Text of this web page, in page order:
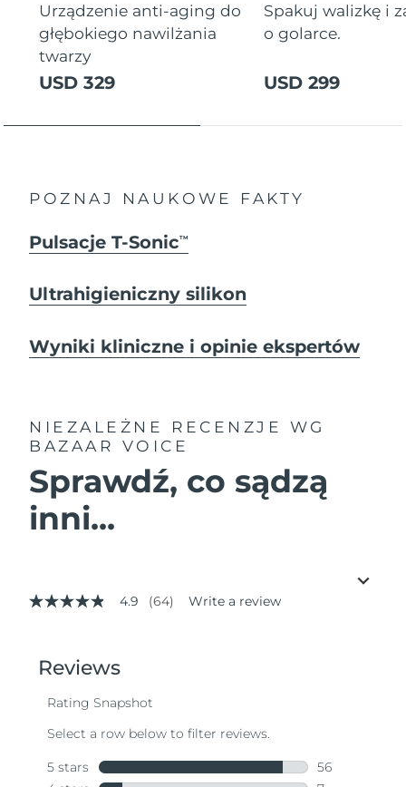
Urządzenie anti-aging do
głębokiego nawilżania
twarzy
USD 329
Spakuj walizkę i
o golarce.
USD 299
POZNAJ NAUKOWE FAKTY
Pulsacje T-SonicTM
Ultrahigieniczny silikon
Wyniki kliniczne i opinie ekspertów
NIEZALEŻNE RECENZJE
WG
BAZAAR VOICE
Sprawdź, co sądzą
inni...
4.9
stars,
average
value.
Same
page
4.9 (64) Write a review